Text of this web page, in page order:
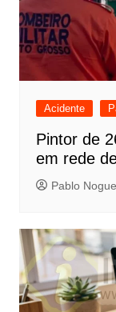
Acidente
Pintor de
em rede
Pablo